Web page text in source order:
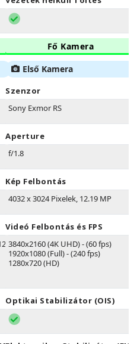
Fő Kamera
Első Kamera
Szenzor
Sony Exmor RS
Aperture
f/1.8
Kép Felbontás
4032 x 3024 Pixelek, 12.19 MP
Videó Felbontás és FPS
3840x2160 (4K UHD) - (60 fps)
1920x1080 (Full) - (240 fps)
1280x720 (HD)
Optikai Stabilizátor (OIS)